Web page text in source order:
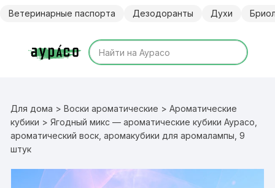
Ветеринарные паспорта Дезодоранты Духи
Для дома >Воски ароматические >Ароматические
кубики > Ягодный микс — ароматические кубики Аурасо,
ароматический воск, аромакубики для аромалампы, 9
штук